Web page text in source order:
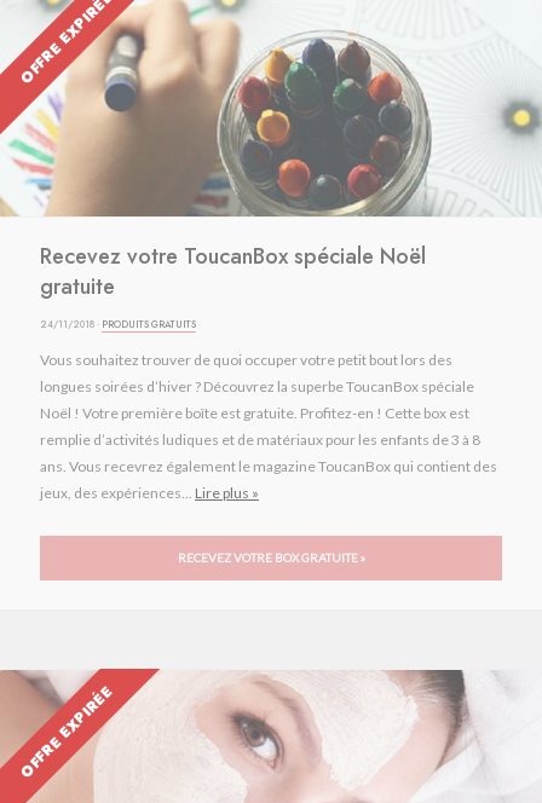
OFFRE EXPIRÉE
Recevez votre ToucanBox spéciale Noël
gratuite
24/11/2018 · PRODUITS GRATUITS
Vous souhaitez trouver de quoi occuper votre petit bout lors des
longues soirées d’hiver ? Découvrez la superbe ToucanBox spéciale
Noël ! Votre première boîte est gratuite. Profitez-en ! Cette box est
remplie d’activités ludiques et de matériaux pour les enfants de 3 à 8
ans. Vous recevrez également le magazine ToucanBox qui contient des
jeux, des expériences... Lire plus »
RECEVEZ VOTRE BOX GRATUITE »
OFFRE EXPIRÉE